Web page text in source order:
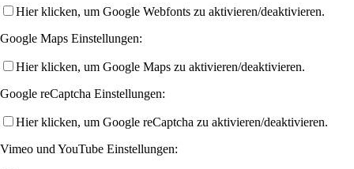
Hier klicken, um Google Webfonts zu aktivieren/deaktivieren.
Google Maps Einstellungen:
Hier klicken, um Google Maps zu aktivieren/deaktivieren.
Google reCaptcha Einstellungen:
Hier klicken, um Google reCaptcha zu aktivieren/deaktivieren.
Vimeo und YouTube Einstellungen: